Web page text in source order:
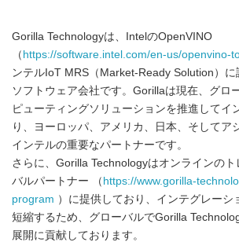
Gorilla Technologyは、IntelのOpenVINO
（ https://software.intel.com/en-us/openvino-
ンテルIoT MRS（Market-Ready Solution）
ソフトウェア会社です。Gorillaは現在、グロ
ピューティングソリューションを推進してイ
り、ヨーロッパ、アメリカ、日本、そしてア
インテルの重要なパートナーです。
さらに、Gorilla Technologyはオンラインの
バルパートナー （ https://www.gorilla-
program ）に提供しており、インテグレーシ
短縮するため、グローバルでGorilla
展開に貢献しております。